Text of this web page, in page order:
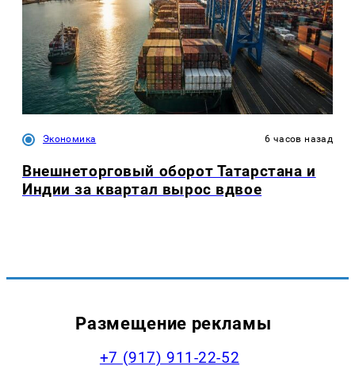
Экономика 6 часов назад
Внешнеторговый оборот Татарстана и
Индии за квартал вырос вдвое
Размещение рекламы
+7 (917) 911-22-52